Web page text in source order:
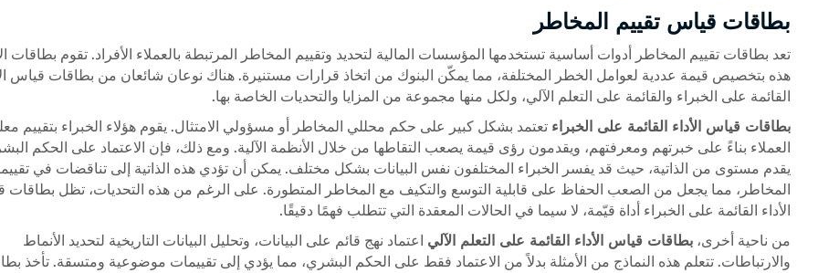
بطاقات قياس تقييم المخاطر
تعد بطاقات تقييم المخاطر أدوات أساسية تستخدمها المؤسسات المالية لتحديد وتقييم المخاطر المرتبطة بالعملاء الأفراد. تقوم بطاقات
هذه بتخصيص قيمة عددية لعوامل الخطر المختلفة، مما يمكّن البنوك من اتخاذ قرارات مستنيرة. هناك نوعان شائعان من بطاقات قياس
القائمة على الخبراء والقائمة على التعلم الآلي، ولكل منها مجموعة من المزايا والتحديات الخاصة بها.
بطاقات قياس الأداء القائمة على الخبراء تعتمد بشكل كبير على حكم محللي المخاطر أو مسؤولي الامتثال. يقوم هؤلاء الخبراء بتقييم
العملاء بناءً على خبرتهم ومعرفتهم، ويقدمون رؤى قيمة يصعب التقاطها من خلال الأنظمة الآلية. ومع ذلك، فإن الاعتماد على الحكم
يقدم مستوى من الذاتية، حيث قد يفسر الخبراء المختلفون نفس البيانات بشكل مختلف. يمكن أن تؤدي هذه الذاتية إلى تناقضات في
المخاطر، مما يجعل من الصعب الحفاظ على قابلية التوسع والتكيف مع المخاطر المتطورة. على الرغم من هذه التحديات، تظل بطاقات
الأداء القائمة على الخبراء أداة قيّمة، لا سيما في الحالات المعقدة التي تتطلب فهمًا دقيقًا.
من ناحية أخرى، بطاقات قياس الأداء القائمة على التعلم الآلي اعتماد نهج قائم على البيانات، وتحليل البيانات التاريخية لتحديد الأنماط
والارتباطات. تتعلم هذه النماذج من الأمثلة بدلاً من الاعتماد فقط على الحكم البشري، مما يؤدي إلى تقييمات موضوعية ومتسقة. تأخذ